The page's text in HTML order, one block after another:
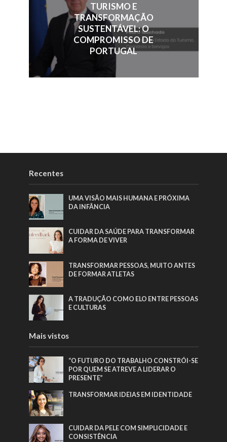
TURISMO E
TRANSFORMAÇÃO
SUSTENTÁVEL: O
COMPROMISSO DE
PORTUGAL
Recentes
UMA VISÃO MAIS HUMANA E PRÓXIMA
DA INFÂNCIA
CUIDAR DA SAÚDE PARA TRANSFORMAR
A FORMA DE VIVER
TRANSFORMAR PESSOAS, MUITO ANTES
DE FORMAR ATLETAS
A TRADUÇÃO COMO ELO ENTRE PESSOAS
E CULTURAS
Mais vistos
“O FUTURO DO TRABALHO CONSTRÓI-SE
POR QUEM SE ATREVE A LIDERAR O
PRESENTE”
TRANSFORMAR IDEIAS EM IDENTIDADE
CUIDAR DA PELE COM SIMPLICIDADE E
CONSISTÊNCIA